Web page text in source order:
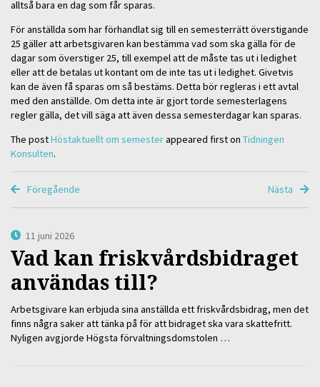
alltså bara en dag som får sparas.
För anställda som har förhandlat sig till en semesterrätt överstigande
25 gäller att arbetsgivaren kan bestämma vad som ska gälla för de
dagar som överstiger 25, till exempel att de måste tas ut i ledighet
eller att de betalas ut kontant om de inte tas ut i ledighet. Givetvis
kan de även få sparas om så bestäms. Detta bör regleras i ett avtal
med den anställde. Om detta inte är gjort torde semesterlagens
regler gälla, det vill säga att även dessa semesterdagar kan sparas.
The postHöstaktuellt om semesterappeared first on Tidningen
Konsulten.
Föregående Nästa
11 juni 2026
Vad kan friskvårdsbidraget
användas till?
Arbetsgivare kan erbjuda sina anställda ett friskvårdsbidrag, men det
finns några saker att tänka på för att bidraget ska vara skattefritt.
Nyligen avgjorde Högsta förvaltningsdomstolen …